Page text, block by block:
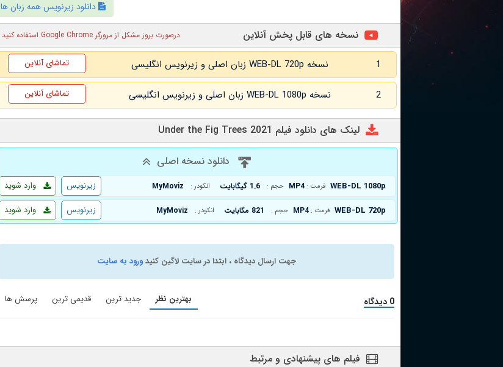
دانلود زیرنویس همه زبان ها
نسخه های قابل پخش آنلاین درصورت بروز مشکل از مرورگر Google Chrome استفاده کنید
1 نسخه WEB-DL 720p زبان اصلی و زیرنویس انگلیسی تماشای آنلاین
2 نسخه WEB-DL 1080p زبان اصلی و زیرنویس انگلیسی تماشای آنلاین
لینک های دانلود فیلم Under the Fig Trees 2021
دانلود نسخه اصلی
WEB-DL 1080p فرمت : MP4 حجم : 1.6 گیگابایت انکودر : MyMoviz وارد شوید
زیرنویس
WEB-DL 720p فرمت : MP4 حجم : 821 مگابایت انکودر : MyMoviz وارد شوید زیرنویس
جهت ارسال دیدگاه ، ابتدا در سایت لاگین کنیدورود به سایت
0 دیدگاه بهترین نظر جدید ترین قدیمی ترین پرسش ها
فیلم های پیشنهادی و مرتبط